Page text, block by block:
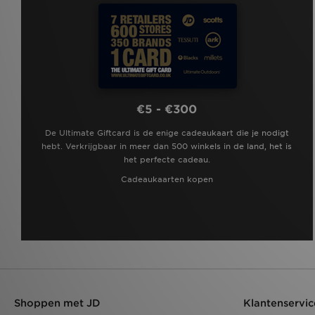
€5 - €300
De Ultimate Giftcard is de enige cadeaukaart die je nodigt
hebt. Verkrijgbaar in meer dan 500 winkels in de land, het is
het perfecte cadeau.
Cadeaukaarten kopen
Shoppen met JD